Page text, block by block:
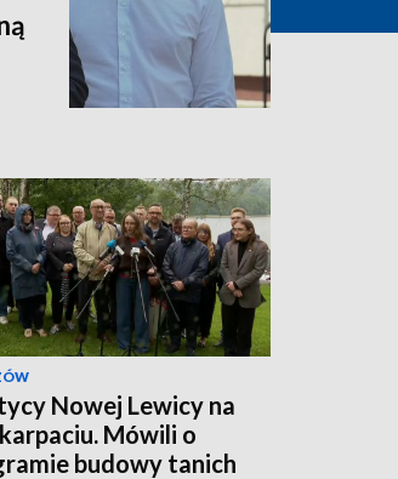
Nowej Lewicy na
Mówili o
budowy tanich